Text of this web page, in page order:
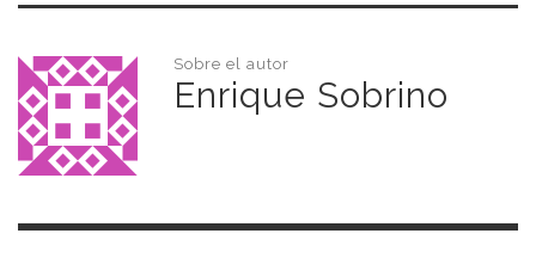
Sobre el autor
Enrique Sobrino